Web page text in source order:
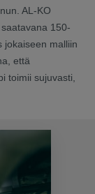
AL-KO
saatavana 150-
jokaiseen malliin
että
toimii sujuvasti,